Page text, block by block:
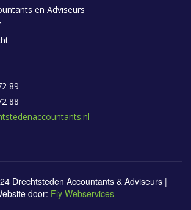
en Adviseurs
89
88
Drechtsteden Accountants & Adviseurs |
door: Fly Webservices